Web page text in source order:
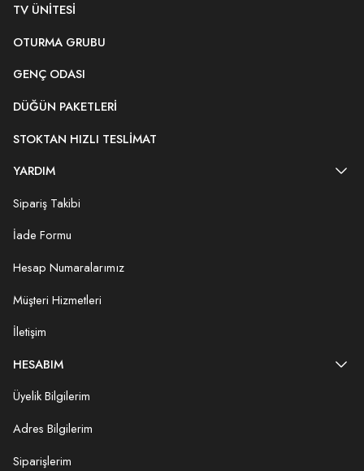
TV ÜNITESI
OTURMA GRUBU
GENÇ ODASI
DÜĞÜN PAKETLERI
STOKTAN HIZLI TESLIMAT
YARDIM
Sipariş Takibi
İade Formu
Hesap Numaralarımız
Müşteri Hizmetleri
İletişim
HESABIM
Üyelik Bilgilerim
Adres Bilgilerim
Siparişlerim